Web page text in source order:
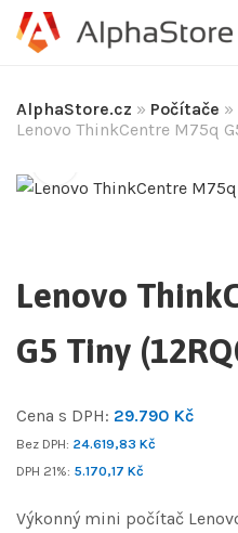
AlphaStore.cz » Počítače »
Lenovo ThinkCentre M75q
Lenovo
G5 Tiny
Cena s DPH: 29.790 Kč
Bez DPH: 24.619,83 Kč
DPH 21%: 5.170,17 Kč
Výkonný mini počítač